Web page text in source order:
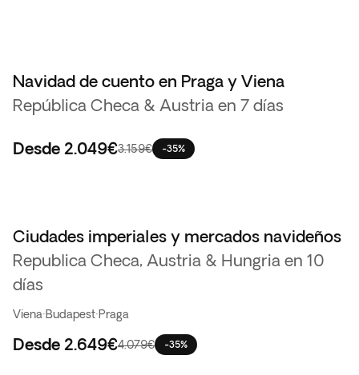
Navidad de cuento en Praga y Viena
República Checa & Austria en 7 días
Desde 2.049€3.159€ -35%
Ciudades imperiales y mercados navideños
Republica Checa, Austria & Hungria en 10
días
Viena·Budapest·Praga
Desde 2.649€4.079€ -35%